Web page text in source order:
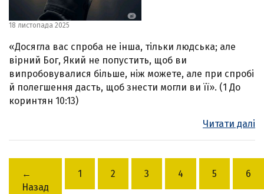
18 листопада 2025
«Досягла вас спроба не інша, тільки людська; але
вірний Бог, Який не попустить, щоб ви
випробовувалися більше, ніж можете, але при спробі
й полегшення дасть, щоб знести могли ви її». (1 До
коринтян 10:13)
Читати далі
←
Назад
1 2 3 4 5 6